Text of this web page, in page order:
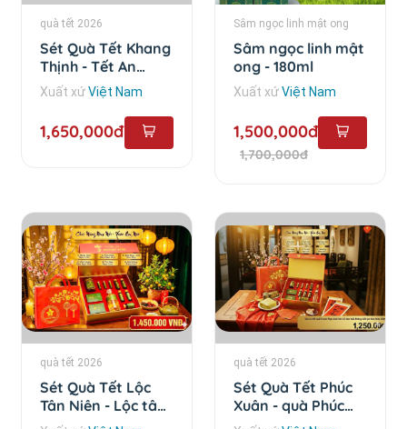
quà tết 2026
Sét Quà Tết Khang
Thịnh - Tết An
Khang
Xuất xứViệt Nam
1,650,000đ
Sâm ngọc linh mật ong
Sâm ngọc linh mật
ong - 180ml
Xuất xứViệt Nam
1,500,000đ
1,700,000đ
quà tết 2026
Sét Quà Tết Lộc
Tân Niên - Lộc tân
Niên
quà tết 2026
Sét Quà Tết Phúc
Xuân - quà Phúc
Xuân